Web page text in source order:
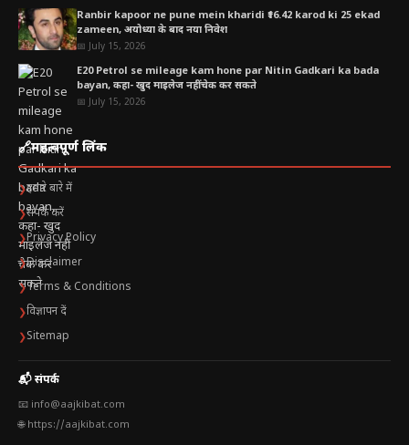
Ranbir kapoor ne pune mein kharidi ₹16.42 karod ki 25 ekad
zameen, अयोध्या के बाद नया निवेश
📅 July 15, 2026
E20 Petrol se mileage kam hone par Nitin Gadkari ka bada
bayan, कहा- खुद माइलेज नहीं चेक कर सकते
📅 July 15, 2026
🔗महत्वपूर्ण लिंक
❯हमारे बारे में
❯संपर्क करें
❯Privacy Policy
❯Disclaimer
❯Terms & Conditions
❯विज्ञापन दें
❯Sitemap
📬 संपर्क
📧 info@aajkibat.com
🌐 https://aajkibat.com